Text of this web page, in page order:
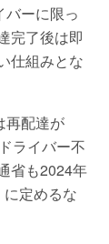
ーに限っ
完了後は即
仕組みとな
再配達が
ライバー不
省も2024年
定めるな